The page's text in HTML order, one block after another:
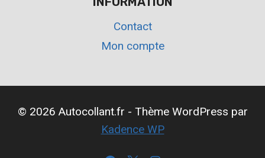
Contact
Mon compte
© 2026 Autocollant.fr - Thème WordPress par
Kadence WP